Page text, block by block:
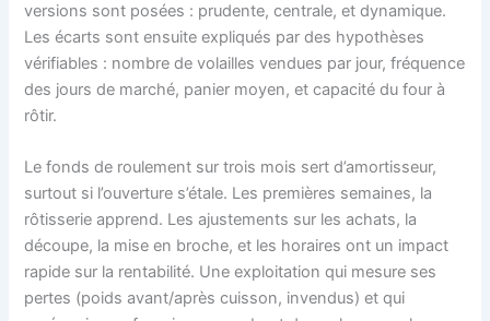
versions sont posées : prudente, centrale, et dynamique.
Les écarts sont ensuite expliqués par des hypothèses
vérifiables : nombre de volailles vendues par jour, fréquence
des jours de marché, panier moyen, et capacité du four à
rôtir.
Le fonds de roulement sur trois mois sert d’amortisseur,
surtout si l’ouverture s’étale. Les premières semaines, la
rôtisserie apprend. Les ajustements sur les achats, la
découpe, la mise en broche, et les horaires ont un impact
rapide sur la rentabilité. Une exploitation qui mesure ses
pertes (poids avant/après cuisson, invendus) et qui